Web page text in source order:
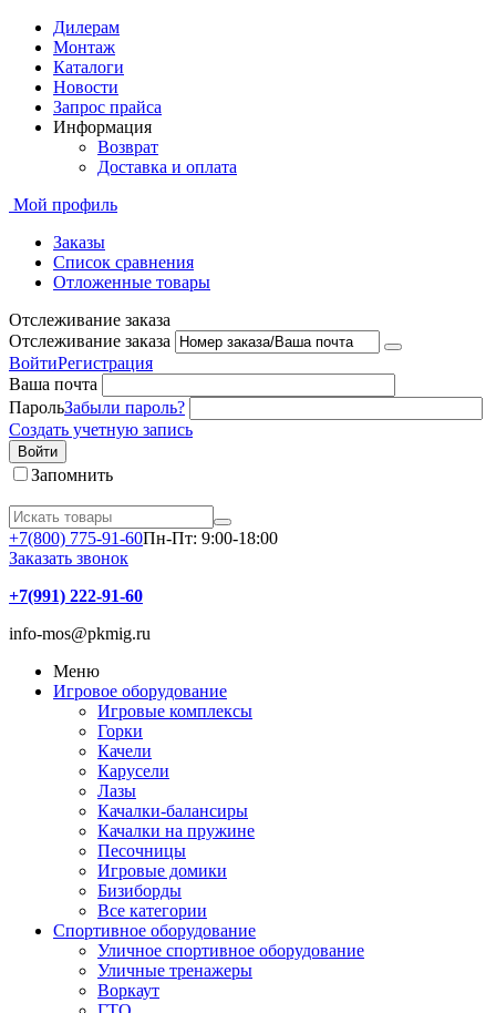
Дилерам
Монтаж
Каталоги
Новости
Запрос прайса
Информация
Возврат
Доставка и оплата
Мой профиль
Заказы
Список сравнения
Отложенные товары
Отслеживание заказа
Отслеживание заказа
ВойтиРегистрация
Ваша почта
ПарольЗабыли пароль?
Создать учетную запись
Войти
Запомнить
+7(800) 775-91-60Пн-Пт: 9:00-18:00
Заказать звонок
+7(991) 222-91-60
info-mos@pkmig.ru
Меню
Игровое оборудование
Игровые комплексы
Горки
Качели
Карусели
Лазы
Качалки-балансиры
Качалки на пружине
Песочницы
Игровые домики
Бизиборды
Все категории
Спортивное оборудование
Уличное спортивное оборудование
Уличные тренажеры
Воркаут